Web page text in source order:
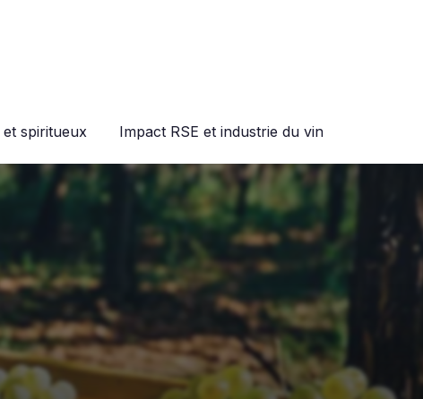
spiritueux Impact RSE et industrie du vin